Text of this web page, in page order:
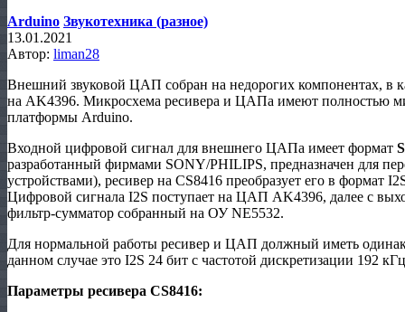
Arduino Звукотехника (разное)
13.01.2021
Автор: liman28
Внешний звуковой ЦАП собран на недорогих компонентах, в
на AK4396. Микросхема ресивера и ЦАПа имеют полностью
платформы Arduino.
Входной цифровой сигнал для внешнего ЦАПа имеет формат
разработанный фирмами SONY/PHILIPS, предназначен для
устройствами), ресивер на CS8416 преобразует его в формат
Цифровой сигнала I2S поступает на ЦАП AK4396, далее с
фильтр-сумматор собранный на ОУ NE5532.
Для нормальной работы ресивер и ЦАП должный иметь
данном случае это I2S 24 бит с частотой дискретизации 192
Параметры ресивера CS8416: